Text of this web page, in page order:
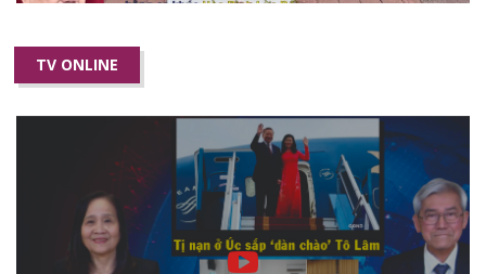
TV ONLINE